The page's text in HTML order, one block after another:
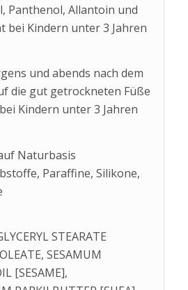
Panthenol, Allantoin und
bei Kindern unter 3 Jahren
und abends nach dem
die gut getrockneten Füße
Kindern unter 3 Jahren
Naturbasis
Paraffine, Silikone,
STEARATE
SESAMUM
[SESAME],